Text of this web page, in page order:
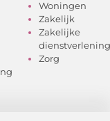
Woningen
Zakelijk
Zakelijke
dienstverlening
Zorg